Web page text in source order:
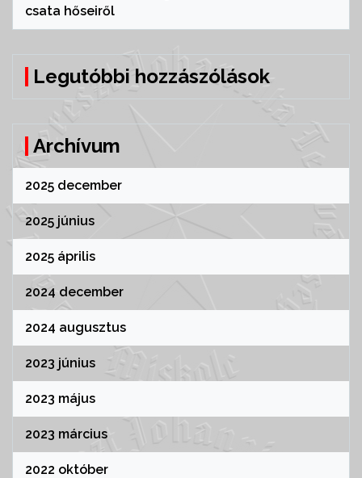
csata hőseiről
Legutóbbi hozzászólások
Archívum
2025 december
2025 június
2025 április
2024 december
2024 augusztus
2023 június
2023 május
2023 március
2022 október